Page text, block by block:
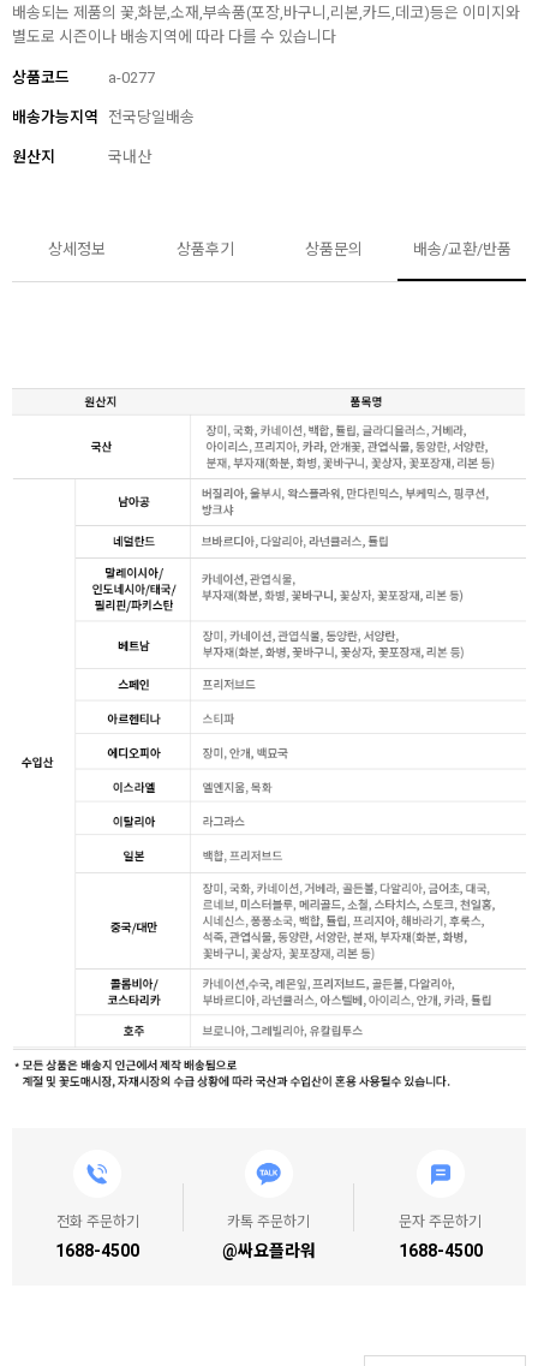
배송되는 제품의 꽃,화분,소재,부속품(포장,바구니,리본,카드,데코)등은 이미지와
별도로 시즌이나 배송지역에 따라 다를 수 있습니다
상품코드 a-0277
배송가능지역 전국당일배송
원산지 국내산
상세정보 상품후기 상품문의 배송/교환/반품
전화 주문하기
1688-4500
카톡 주문하기
@싸요플라워
문자 주문하기
1688-4500